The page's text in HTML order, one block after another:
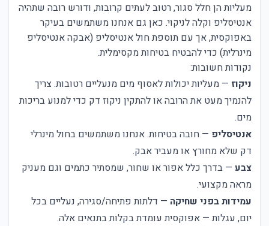
מעליות הן חלל סגור, רטוב לעתים קרובות, ודורש רובה שתהיה
אנטיסליפ וקלה לניקוי. כאן גם אנחנו משתמשים בעיקר
באפוקסית, אך עם תוספת חול אנטיסליפ (אבקה אנטיסליפ
מינרלית) כדי להבטיח בטיחות מקסימלית.
נקודות חשובות:
ניקוז — מעליות יכולות לאסוף מים מנעליים רטובות. צריך
להנמיך מעט את הרובה או להתקין ניקוז דק כדי למנוע בריכות
מים.
אנטיסליפ — חובה בטיחות. אנחנו משתמשים בחול מינרלי
דק שלא מחורץ או מעביר אבק.
צבע — בדרך כלל אפור או שחור, שמסתיר כתמים וגם מעניק
מראה מקצועי.
עמידות בפני שחיקה — דלתות פתיחה/סגירה, נעליים בכל
יום, עגלות — אפוקסית עומדת בקלות בתנאים אלה.